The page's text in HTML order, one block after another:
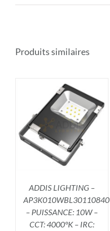
Produits similaires
ADDIS LIGHTING –
AP3K010WBL30110840
– PUISSANCE: 10W –
CCT: 4000°K – IRC:
AJOUTER AU PANIER
DÉTAILS